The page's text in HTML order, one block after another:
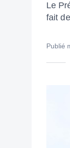
Le
fait
Publié